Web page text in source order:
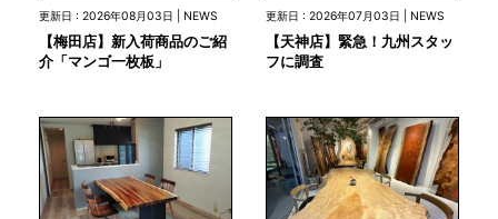
更新日 : 2026年08月03日 | NEWS
【梅田店】新入荷商品のご紹
介「マンゴ一枚板」
更新日 : 2026年07月03日 | NEWS
【天神店】緊急！九州スタッ
フに調査